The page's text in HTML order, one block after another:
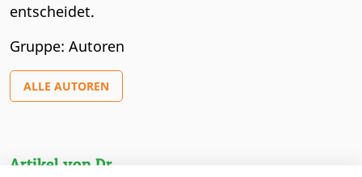
entscheidet.
Gruppe: Autoren
ALLE AUTOREN
Artikel von Dr.